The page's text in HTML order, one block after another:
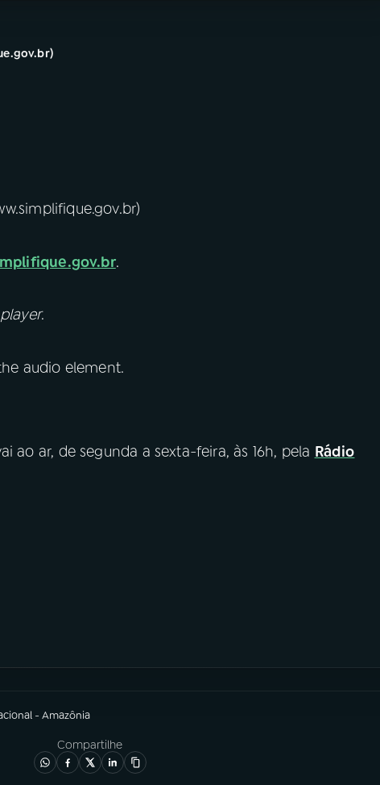
.
player.
audio element.
ao ar, de segunda a sexta-feira, às 16h, pela Rádio
- Amazônia
Compartilhe